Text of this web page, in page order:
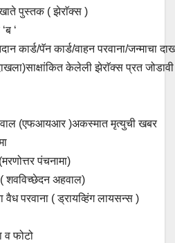
खाते पुस्तक ( झेराॅक्स )
‘
कार्ड/पॅन कार्ड/वाहन परवाना/जन्माचा
केलेली झेराॅक्स प्रत जोडावी
(एफआयआर )अकस्मात मृत्युची खबर
पंचनामा)
( शवविच्छेदन अहवाल)
वैध परवाना ( ड्रायव्हिंग लायसन्स )
व फोटो